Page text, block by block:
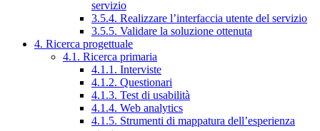
servizio
3.5.4. Realizzare l’interfaccia utente del servizio
3.5.5. Validare la soluzione ottenuta
4. Ricerca progettuale
4.1. Ricerca primaria
4.1.1. Interviste
4.1.2. Questionari
4.1.3. Test di usabilità
4.1.4. Web analytics
4.1.5. Strumenti di mappatura dell’esperienza